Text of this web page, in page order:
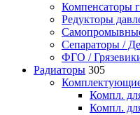
Компенсаторы
Редукторы
Сепараторы /
ФГО /
Радиаторы 305
Компл.
Компл.